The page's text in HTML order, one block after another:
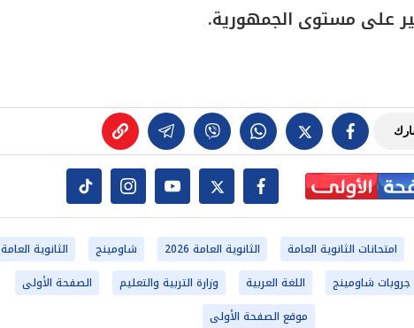
امتحانات الثانوية العامة الثانوية العامة 2026 شاومينج
الثانوية العامة
جروبات شاومينج اللغة العربية وزارة التربية والتعليم
الصفحة الأولى
موقع الصفحة الأولى